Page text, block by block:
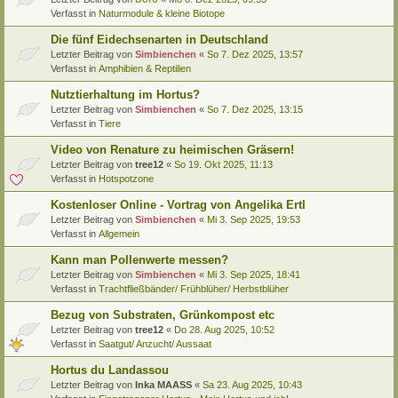
Verfasst in Naturmodule & kleine Biotope
Die fünf Eidechsenarten in Deutschland
Letzter Beitrag von Simbienchen « So 7. Dez 2025, 13:57
Verfasst in Amphibien & Reptilien
Nutztierhaltung im Hortus?
Letzter Beitrag von Simbienchen « So 7. Dez 2025, 13:15
Verfasst in Tiere
Video von Renature zu heimischen Gräsern!
Letzter Beitrag von tree12 « So 19. Okt 2025, 11:13
Verfasst in Hotspotzone
Kostenloser Online - Vortrag von Angelika Ertl
Letzter Beitrag von Simbienchen « Mi 3. Sep 2025, 19:53
Verfasst in Allgemein
Kann man Pollenwerte messen?
Letzter Beitrag von Simbienchen « Mi 3. Sep 2025, 18:41
Verfasst in Trachtfließbänder/ Frühblüher/ Herbstblüher
Bezug von Substraten, Grünkompost etc
Letzter Beitrag von tree12 « Do 28. Aug 2025, 10:52
Verfasst in Saatgut/ Anzucht/ Aussaat
Hortus du Landassou
Letzter Beitrag von Inka MAASS « Sa 23. Aug 2025, 10:43